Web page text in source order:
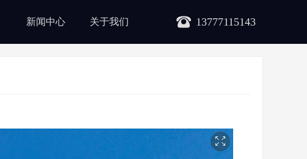
13777115143
新闻中心 关于我们